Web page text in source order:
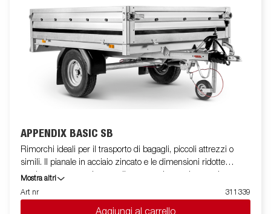
APPENDIX BASIC SB
Rimorchi ideali per il trasporto di bagagli, piccoli attrezzi o
simili. Il pianale in acciaio zincato e le dimensioni ridotte
rendono questa serie versatile e garantiscono la massima
stabilità di guida in ogni situazione. Il modello LARGE è dotato
di quattro sponde apribili che lo rendono unico nel suo genere e
Mostra altri
Art nr
311339
Aggiungi al carrello